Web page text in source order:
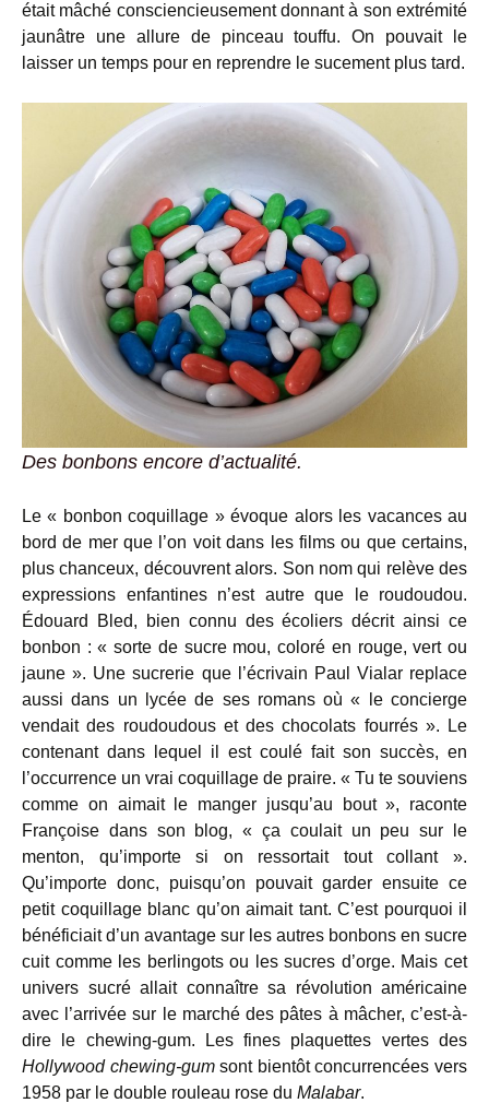
était mâché consciencieusement donnant à son extrémité
jaunâtre une allure de pinceau touffu. On pouvait le
laisser un temps pour en reprendre le sucement plus tard.
Des bonbons encore d’actualité.
Le « bonbon coquillage » évoque alors les vacances au
bord de mer que l’on voit dans les films ou que certains,
plus chanceux, découvrent alors. Son nom qui relève des
expressions enfantines n’est autre que le roudoudou.
Édouard Bled, bien connu des écoliers décrit ainsi ce
bonbon : « sorte de sucre mou, coloré en rouge, vert ou
jaune ». Une sucrerie que l’écrivain Paul Vialar replace
aussi dans un lycée de ses romans où « le concierge
vendait des roudoudous et des chocolats fourrés ». Le
contenant dans lequel il est coulé fait son succès, en
l’occurrence un vrai coquillage de praire. « Tu te souviens
comme on aimait le manger jusqu’au bout », raconte
Françoise dans son blog, « ça coulait un peu sur le
menton, qu’importe si on ressortait tout collant ».
Qu’importe donc, puisqu’on pouvait garder ensuite ce
petit coquillage blanc qu’on aimait tant. C’est pourquoi il
bénéficiait d’un avantage sur les autres bonbons en sucre
cuit comme les berlingots ou les sucres d’orge. Mais cet
univers sucré allait connaître sa révolution américaine
avec l’arrivée sur le marché des pâtes à mâcher, c’est-à-
dire le chewing-gum. Les fines plaquettes vertes des
Hollywood chewing-gumsont bientôt concurrencées vers
1958 par le double rouleau rose du Malabar.